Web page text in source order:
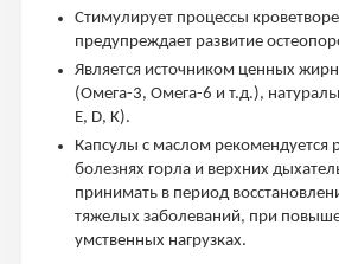
Стимулирует процессы
предупреждает развитие
Является источником ценных
(Омега-3, Омега-6 и т.д.),
Е, D, K).
Капсулы с маслом рекомендуется
болезнях горла и верхних
принимать в период
тяжелых заболеваний, при
умственных нагрузках.